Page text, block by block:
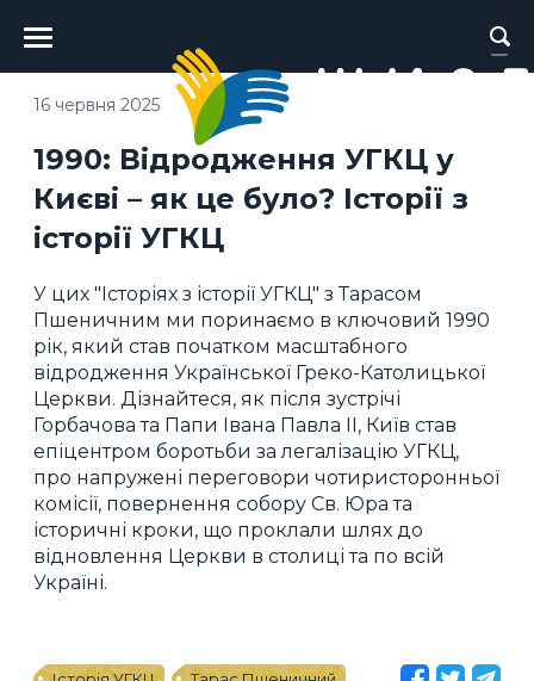
Головне
меню
1990: Відродження УГКЦ у
Києві – як це було? Історії з
історії УГКЦ
16 червня 2025
У цих "Історіях з історії УГКЦ" з Тарасом
Пшеничним ми поринаємо в ключовий 1990
рік, який став початком масштабного
відродження Української Греко-Католицької
Церкви. Дізнайтеся, як після зустрічі
Горбачова та Папи Івана Павла ІІ, Київ став
епіцентром боротьби за легалізацію УГКЦ,
про напружені переговори чотиристоронньої
комісії, повернення собору Св. Юра та
історичні кроки, що проклали шлях до
відновлення Церкви в столиці та по всій
Україні.